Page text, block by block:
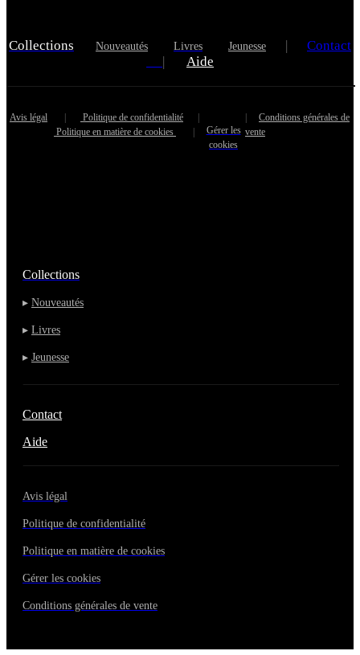
Collections Nouveautés Livres Jeunesse |
Contact
|
Aide
Avis légal | Politique de confidentialité
|
Politique en matière de cookies
|
Gérer les
cookies
| Conditions générales de
vente
Collections
▸ Nouveautés
▸ Livres
▸ Jeunesse
Contact
Aide
Avis légal
Politique de confidentialité
Politique en matière de cookies
Gérer les cookies
Conditions générales de vente